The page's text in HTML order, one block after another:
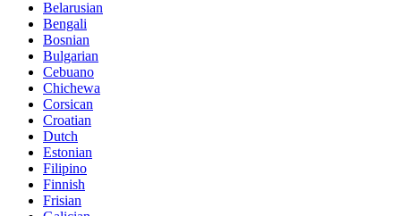
Belarusian
Bengali
Bosnian
Bulgarian
Cebuano
Chichewa
Corsican
Croatian
Dutch
Estonian
Filipino
Finnish
Frisian